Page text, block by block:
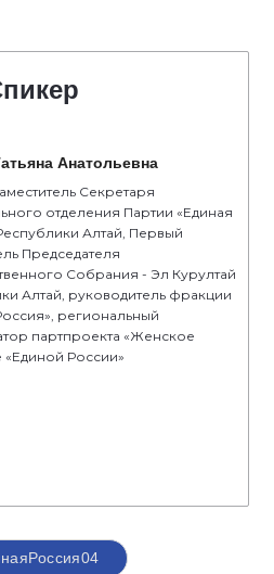
Анатольевна
Секретаря
отделения Партии «Единая
Алтай, Первый
Председателя
Собрания - Эл Курултай
Алтай, руководитель фракции
региональный
партпроекта «Женское
«Единой России»